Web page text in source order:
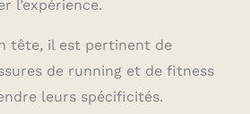
l’expérience.
tête, il est pertinent de
de running et de fitness
leurs spécificités.